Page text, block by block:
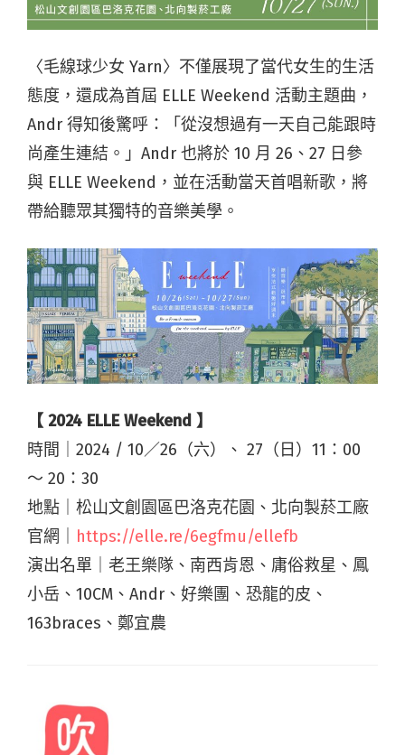
〈毛線球少女 Yarn〉不僅展現了當代女生的生活
態度，還成為首屆 ELLE Weekend 活動主題曲，
Andr 得知後驚呼：「從沒想過有一天自己能跟時
尚產生連結。」Andr 也將於 10 月 26、27 日參
與 ELLE Weekend，並在活動當天首唱新歌，將
帶給聽眾其獨特的音樂美學。
【 2024 ELLE Weekend 】
時間｜2024 / 10／26（六）、 27（日）11：00
～ 20：30
地點｜松山文創園區巴洛克花園、北向製菸工廠
官網｜ https://elle.re/6egfmu/ellefb
演出名單｜老王樂隊、南西肯恩、庸俗救星、鳳
小岳、10CM、Andr、好樂團、恐龍的皮、
163braces、鄭宜農